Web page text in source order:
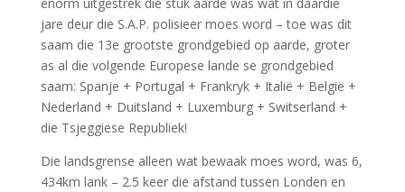
jare deur die S.A.P. polisieer moes word – toe was dit
saam die 13e grootste grondgebied op aarde, groter
as al die volgende Europese lande se grondgebied
saam: Spanje + Portugal + Frankryk + Italië + België +
Nederland + Duitsland + Luxemburg + Switserland +
die Tsjeggiese Republiek!
Die landsgrense alleen wat bewaak moes word, was 6,
434km lank – 2.5 keer die afstand tussen Londen en